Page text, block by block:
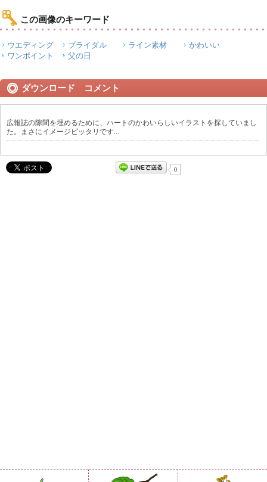
この画像のキーワード
ウエディング ブライダル ライン素材
かわいい
ワンポイント
父の日
ダウンロード コメント
広報誌の隙間を埋めるために、ハートのかわいらしいイラストを探していまし
た。まさにイメージピッタリです...
0